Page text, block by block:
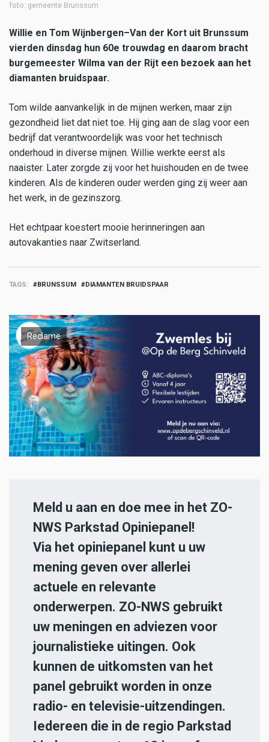
foto: gemeente Brunssum
Willie en Tom Wijnbergen–Van der Kort uit Brunssum
vierden dinsdag hun 60e trouwdag en daarom bracht
burgemeester Wilma van der Rijt een bezoek aan het
diamanten bruidspaar.
Tom wilde aanvankelijk in de mijnen werken, maar zijn
gezondheid liet dat niet toe. Hij ging aan de slag voor een
bedrijf dat verantwoordelijk was voor het technisch
onderhoud in diverse mijnen. Willie werkte eerst als
naaister. Later zorgde zij voor het huishouden en de twee
kinderen. Als de kinderen ouder werden ging zij weer aan
het werk, in de gezinszorg.
Het echtpaar koestert mooie herinneringen aan
autovakanties naar Zwitserland.
TAGS BRUNSSUM DIAMANTEN BRUIDSPAAR
Reclame
Meld u aan en doe mee in het ZO-
NWS Parkstad Opiniepanel!
Via het opiniepanel kunt u uw
mening geven over allerlei
actuele en relevante
onderwerpen. ZO-NWS gebruikt
uw meningen en adviezen voor
journalistieke uitingen. Ook
kunnen de uitkomsten van het
panel gebruikt worden in onze
radio- en televisie-uitzendingen.
Iedereen die in de regio Parkstad